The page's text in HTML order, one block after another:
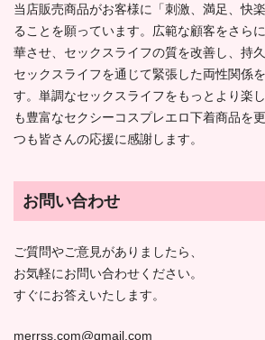
当店販売商品がお客様に「刺激、満足、快
ることを願っています。広範な顧客をさら
華させ、セックスライフの質を改善し、持
セックスライフを通じて緊張した両性関係
す。単調なセックスライフをもっとより楽
も豊富なセクシーコスプレエロ下着商品を
つも皆さんの応援に感謝します。
お問い合わせ
ご質問やご意見がありましたら、
お気軽にお問い合わせください。
すぐにお答えいたします。
merrss.com@gmail.com